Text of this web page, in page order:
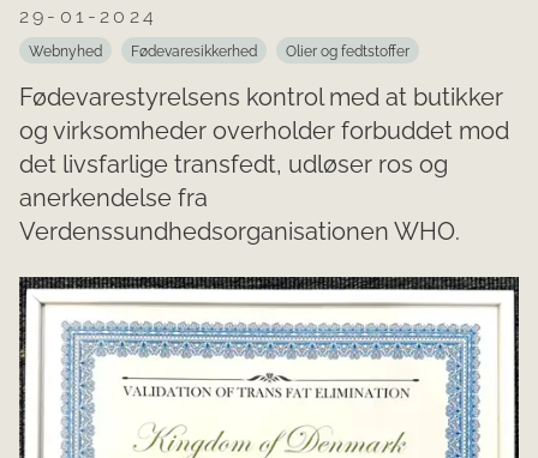
29-01-2024
Webnyhed Fødevaresikkerhed Olier og fedtstoffer
Fødevarestyrelsens kontrol med at butikker
og virksomheder overholder forbuddet mod
det livsfarlige transfedt, udløser ros og
anerkendelse fra
Verdenssundhedsorganisationen WHO.